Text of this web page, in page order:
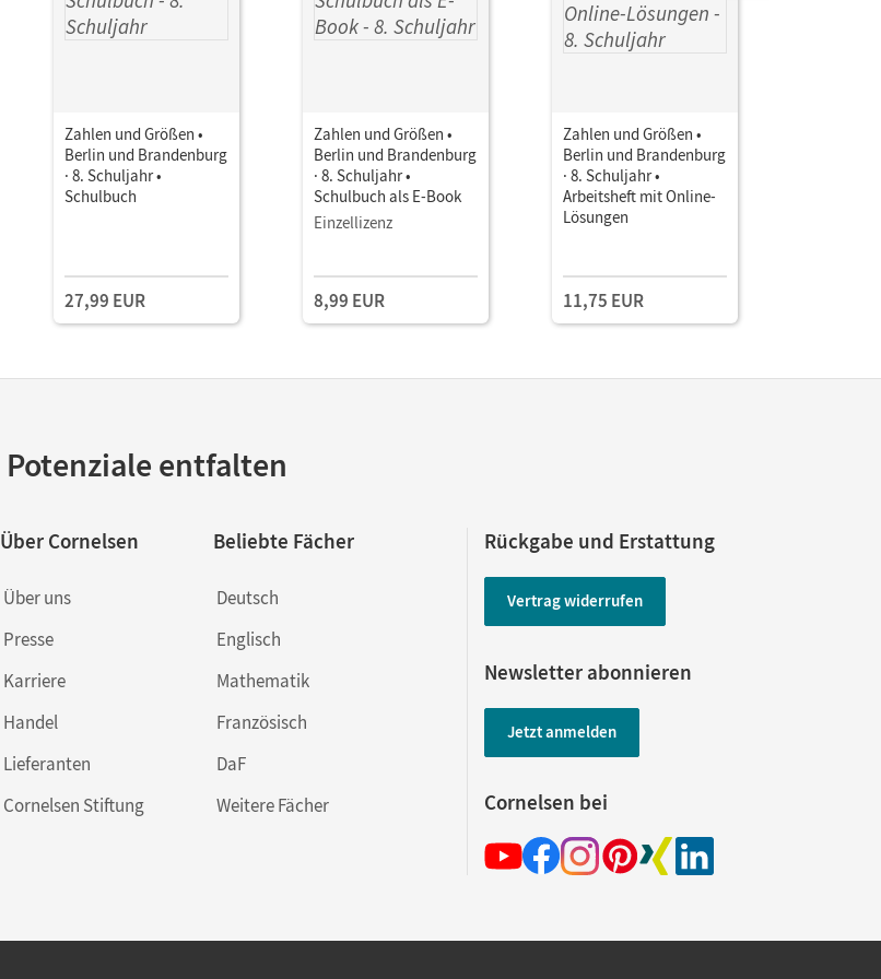
Zahlen und Größen •
Berlin und Brandenburg
· 8. Schuljahr •
Schulbuch
27,99 EUR
Zahlen und Größen •
Berlin und Brandenburg
· 8. Schuljahr •
Schulbuch als E-Book
Einzellizenz
8,99 EUR
Zahlen und Größen •
Berlin und Brandenburg
· 8. Schuljahr •
Arbeitsheft mit Online-
Lösungen
11,75 EUR
Potenziale entfalten
Über Cornelsen
Über uns
Presse
Karriere
Handel
Lieferanten
Cornelsen Stiftung
Beliebte Fächer
Deutsch
Englisch
Mathematik
Französisch
DaF
Weitere Fächer
Rückgabe und Erstattung
Vertrag widerrufen
Newsletter abonnieren
Jetzt anmelden
Cornelsen bei